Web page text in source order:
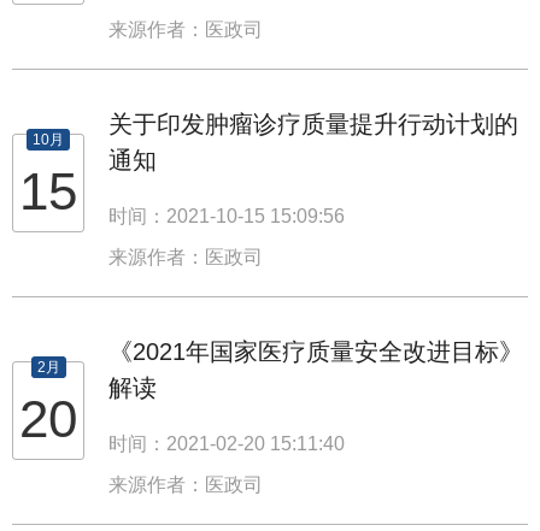
来源作者：医政司
10月
15
关于印发肿瘤诊疗质量提升行动计划的
通知
时间：2021-10-15 15:09:56
来源作者：医政司
2月
20
《2021年国家医疗质量安全改进目标》
解读
时间：2021-02-20 15:11:40
来源作者：医政司